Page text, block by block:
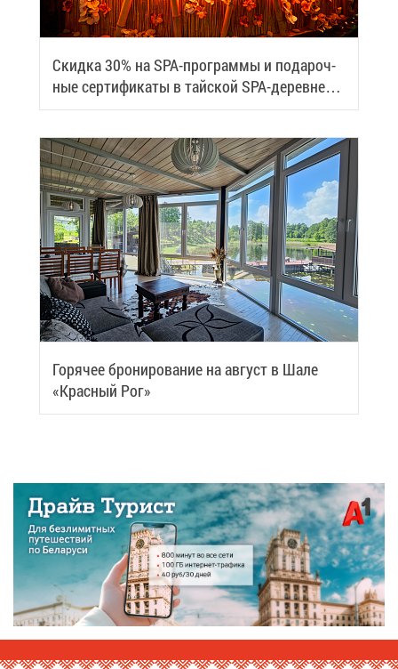
Скид­ка 30% на SPA-про­грам­мы и по­да­роч­
ные сер­ти­фи­ка­ты в тай­ской SPA-де­ревне
Samui
Го­ря­чее бро­ни­ро­ва­ние на ав­густ в Ша­ле
«Крас­ный Рог»